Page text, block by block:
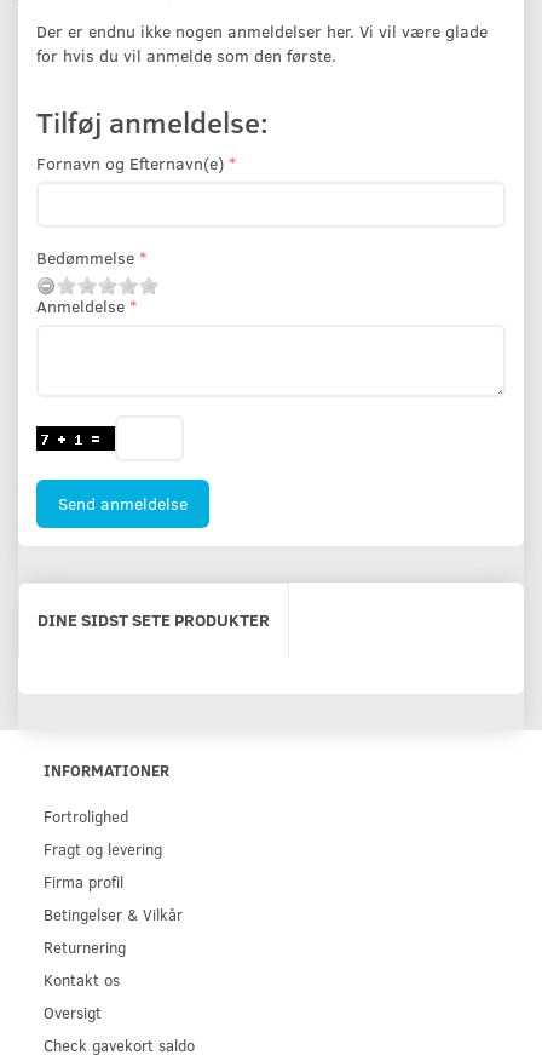
Der er endnu ikke nogen anmeldelser her. Vi vil være glade
for hvis du vil anmelde som den første.
Tilføj anmeldelse:
Fornavn og Efternavn(e)
Bedømmelse
Anmeldelse
Send anmeldelse
DINE SIDST SETE PRODUKTER
INFORMATIONER
Fortrolighed
Fragt og levering
Firma profil
Betingelser & Vilkår
Returnering
Kontakt os
Oversigt
Check gavekort saldo